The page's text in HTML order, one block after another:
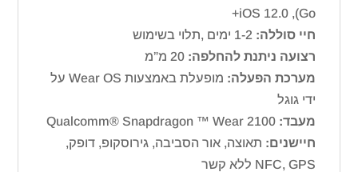
Go), iOS 12.0+
חיי סוללה:
רצועה ניתנת להחלפה: 20 מ”מ
מערכת הפעלה:
מופעלת באמצעות Wear OS על
ידי גוגל
מעבד: Qualcomm® Snapdragon ™ Wear 2100
חיישנים: תאוצה, אור הסביבה, גירוסקופ, דופק,
NFC, GPS ללא קשר